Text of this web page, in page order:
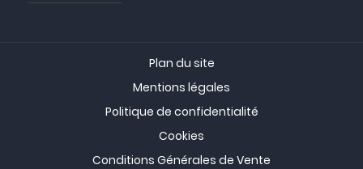
Plan du site
Mentions légales
Politique de confidentialité
Cookies
Conditions Générales de Vente